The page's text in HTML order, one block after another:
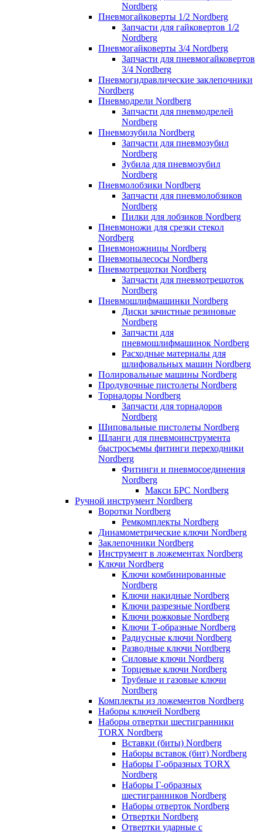
Nordberg
Пневмогайковерты 1/2 Nordberg
Запчасти для гайковертов 1/2
Nordberg
Пневмогайковерты 3/4 Nordberg
Запчасти для пневмогайковертов
3/4 Nordberg
Пневмогидравлические заклепочники
Nordberg
Пневмодрели Nordberg
Запчасти для пневмодрелей
Nordberg
Пневмозубила Nordberg
Запчасти для пневмозубил
Nordberg
Зубила для пневмозубил
Nordberg
Пневмолобзики Nordberg
Запчасти для пневмолобзиков
Nordberg
Пилки для лобзиков Nordberg
Пневмоножи для срезки стекол
Nordberg
Пневмоножницы Nordberg
Пневмопылесосы Nordberg
Пневмотрещотки Nordberg
Запчасти для пневмотрещоток
Nordberg
Пневмошлифмашинки Nordberg
Диски зачистные резиновые
Nordberg
Запчасти для
пневмошлифмашинок Nordberg
Расходные материалы для
шлифовальных машин Nordberg
Полировальные машины Nordberg
Продувочные пистолеты Nordberg
Торнадоры Nordberg
Запчасти для торнадоров
Nordberg
Шиповальные пистолеты Nordberg
Шланги для пневмоинструмента
быстросъемы фитинги переходники
Nordberg
Фитинги и пневмосоединения
Nordberg
Макси БРС Nordberg
Ручной инструмент Nordberg
Воротки Nordberg
Ремкомплекты Nordberg
Динамометрические ключи Nordberg
Заклепочники Nordberg
Инструмент в ложементах Nordberg
Ключи Nordberg
Ключи комбинированные
Nordberg
Ключи накидные Nordberg
Ключи разрезные Nordberg
Ключи рожковые Nordberg
Ключи Т-образные Nordberg
Радиусные ключи Nordberg
Разводные ключи Nordberg
Силовые ключи Nordberg
Торцевые ключи Nordberg
Трубные и газовые ключи
Nordberg
Комплекты из ложементов Nordberg
Наборы ключей Nordberg
Наборы отвертки шестигранники
TORX Nordberg
Вставки (биты) Nordberg
Наборы вставок (бит) Nordberg
Наборы Г-образных TORX
Nordberg
Наборы Г-образных
шестигранников Nordberg
Наборы отверток Nordberg
Отвертки Nordberg
Отвертки ударные с